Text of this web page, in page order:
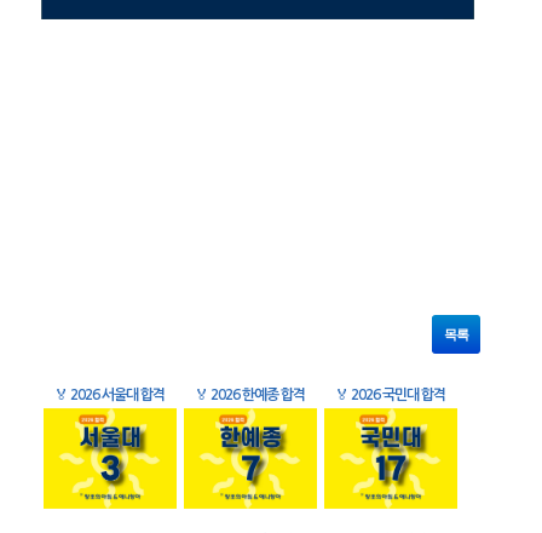
목록
🏅 2026 서울대 합격 🏅 2026 한예종 합격 🏅 2026 국민대 합격